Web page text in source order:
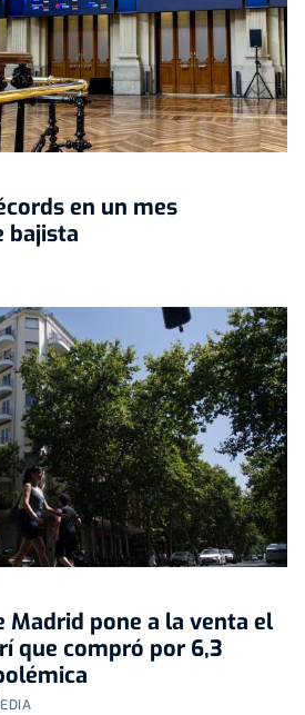
en un mes
bajista
Madrid pone a la venta el
que compró por 6,3